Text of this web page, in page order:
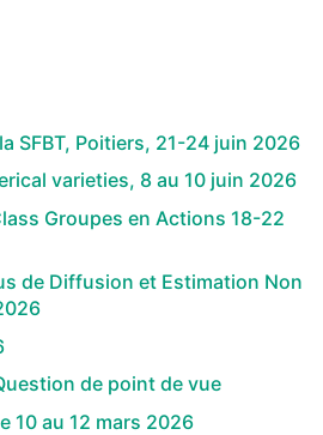
SFBT, Poitiers, 21-24 juin 2026
varieties, 8 au 10 juin 2026
Groupes en Actions 18-22
de Diffusion et Estimation Non
de point de vue
10 au 12 mars 2026